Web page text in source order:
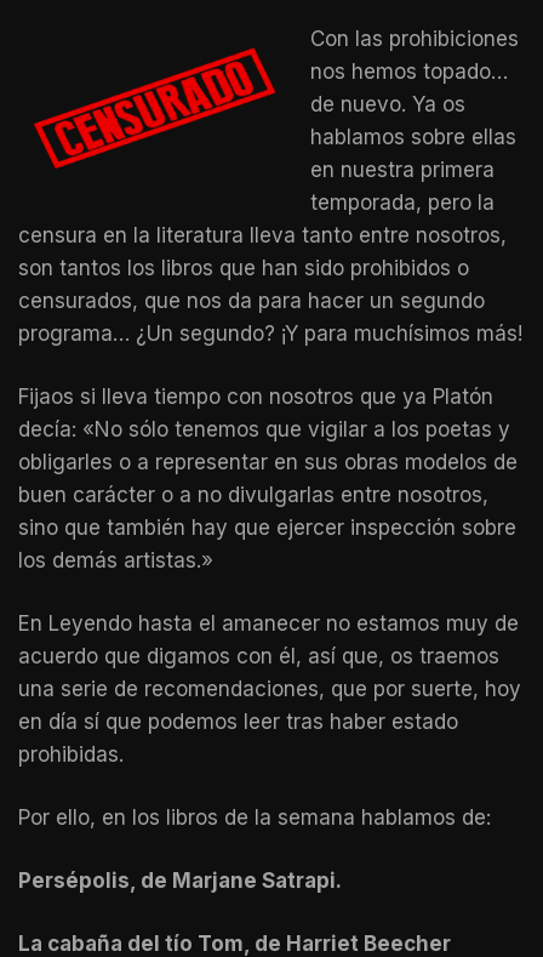
Con las prohibiciones
nos hemos topado…
de nuevo. Ya os
hablamos sobre ellas
en nuestra primera
temporada, pero la
censura en la literatura lleva tanto entre nosotros,
son tantos los libros que han sido prohibidos o
censurados, que nos da para hacer un segundo
programa… ¿Un segundo? ¡Y para muchísimos más!
Fijaos si lleva tiempo con nosotros que ya Platón
decía: «No sólo tenemos que vigilar a los poetas y
obligarles o a representar en sus obras modelos de
buen carácter o a no divulgarlas entre nosotros,
sino que también hay que ejercer inspección sobre
los demás artistas.»
En Leyendo hasta el amanecer no estamos muy de
acuerdo que digamos con él, así que, os traemos
una serie de recomendaciones, que por suerte, hoy
en día sí que podemos leer tras haber estado
prohibidas.
Por ello, en los libros de la semana hablamos de:
Persépolis, de Marjane Satrapi.
La cabaña del tío Tom, de Harriet Beecher